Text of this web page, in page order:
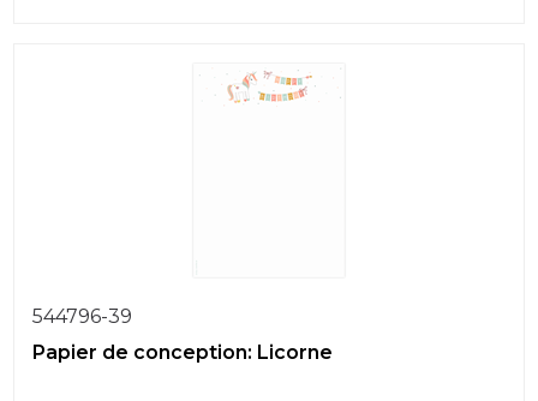
544796-39
Papier de conception: Licorne